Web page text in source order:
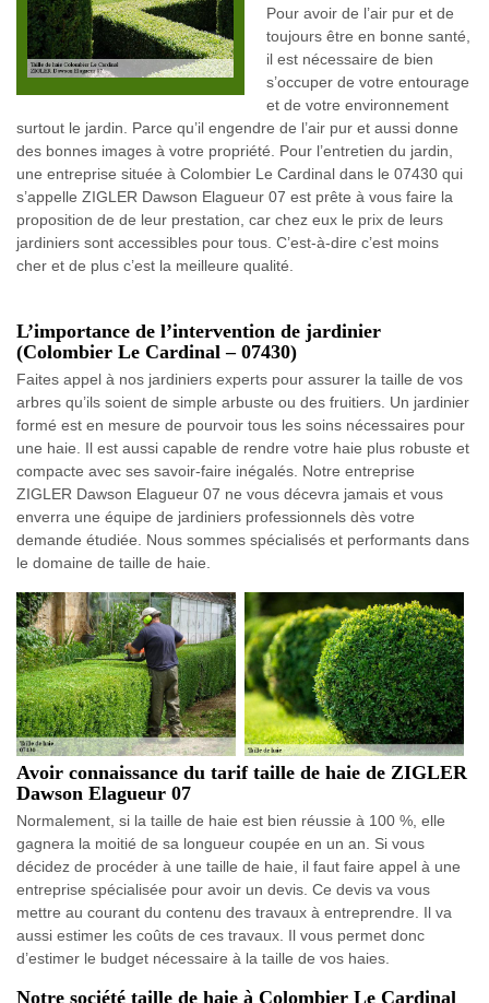
Pour avoir de l’air pur et de
toujours être en bonne santé,
il est nécessaire de bien
s’occuper de votre entourage
et de votre environnement
surtout le jardin. Parce qu’il engendre de l’air pur et aussi donne
des bonnes images à votre propriété. Pour l’entretien du jardin,
une entreprise située à Colombier Le Cardinal dans le 07430 qui
s’appelle ZIGLER Dawson Elagueur 07 est prête à vous faire la
proposition de de leur prestation, car chez eux le prix de leurs
jardiniers sont accessibles pour tous. C’est-à-dire c’est moins
cher et de plus c’est la meilleure qualité.
L’importance de l’intervention de jardinier
(Colombier Le Cardinal – 07430)
Faites appel à nos jardiniers experts pour assurer la taille de vos
arbres qu’ils soient de simple arbuste ou des fruitiers. Un jardinier
formé est en mesure de pourvoir tous les soins nécessaires pour
une haie. Il est aussi capable de rendre votre haie plus robuste et
compacte avec ses savoir-faire inégalés. Notre entreprise
ZIGLER Dawson Elagueur 07 ne vous décevra jamais et vous
enverra une équipe de jardiniers professionnels dès votre
demande étudiée. Nous sommes spécialisés et performants dans
le domaine de taille de haie.
Avoir connaissance du tarif taille de haie de ZIGLER
Dawson Elagueur 07
Normalement, si la taille de haie est bien réussie à 100 %, elle
gagnera la moitié de sa longueur coupée en un an. Si vous
décidez de procéder à une taille de haie, il faut faire appel à une
entreprise spécialisée pour avoir un devis. Ce devis va vous
mettre au courant du contenu des travaux à entreprendre. Il va
aussi estimer les coûts de ces travaux. Il vous permet donc
d’estimer le budget nécessaire à la taille de vos haies.
Notre société taille de haie à Colombier Le Cardinal